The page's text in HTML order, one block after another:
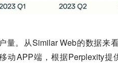
量。从Similar Web的数据来
动APP端，根据Perplexity